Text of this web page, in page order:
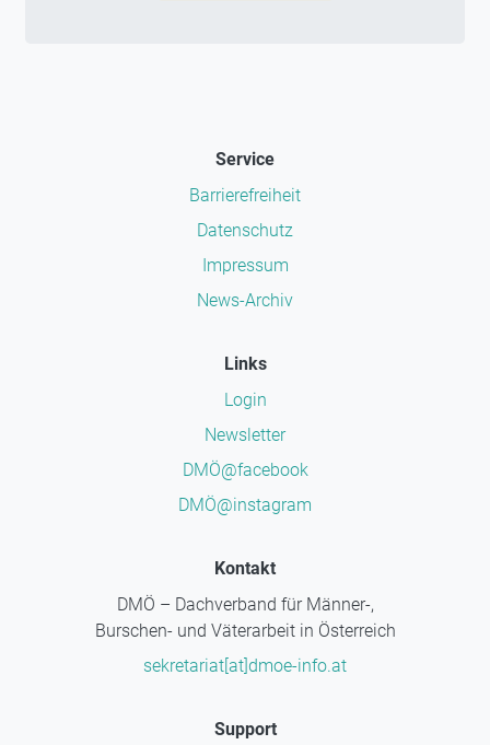
Service
Barrierefreiheit
Datenschutz
Impressum
News-Archiv
Links
Login
Newsletter
DMÖ@facebook
DMÖ@instagram
Kontakt
DMÖ – Dachverband für Männer-,
Burschen- und Väterarbeit in Österreich
sekretariat[at]dmoe-info.at
Support